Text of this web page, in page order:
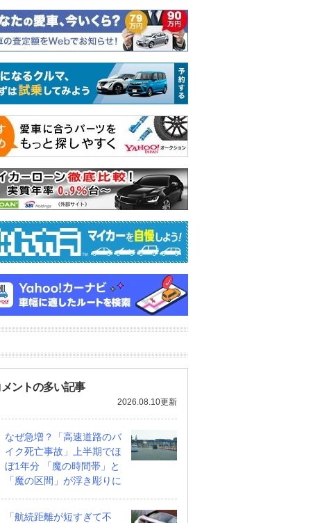
ントの多い記事
2026.08.10更新
なぜ急増？「高速道路のバ
イク死亡事故」上半期でほ
ぼ1年分 「魔の時間帯」と
「魔の区間」が浮き彫りに
「航続距離が短すぎて不